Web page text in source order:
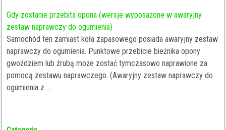
Gdy zostanie przebita opona (wersje wyposażone w awaryjny
zestaw naprawczy do ogumienia)
Samochód ten zamiast koła zapasowego posiada awaryjny zestaw
naprawczy do ogumienia. Punktowe przebicie bieżnika opony
gwoździem lub źrubą może zostać tymczasowo naprawione za
pomocą zestawu naprawczego. (Awaryjny zestaw naprawczy do
ogumienia z ...